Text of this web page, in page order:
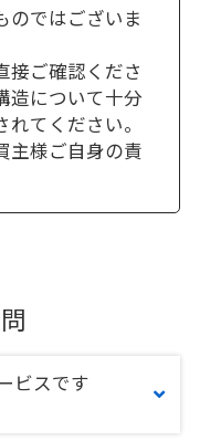
のではございま
接ご確認くださ
造について十分
てください。
主様ご自身の責
ビスです